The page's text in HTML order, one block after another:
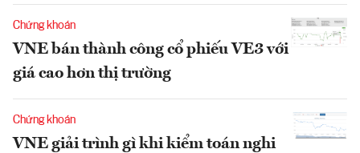
Chứng khoán
VNE bán thành công cổ phiếu VE3 với
giá cao hơn thị trường
Chứng khoán
VNE giải trình gì khi kiểm toán nghi